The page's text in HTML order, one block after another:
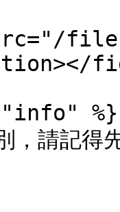
files/
%}
，請記得